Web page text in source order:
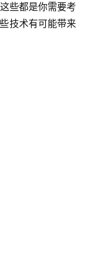
些都是你需要考
技术有可能带来